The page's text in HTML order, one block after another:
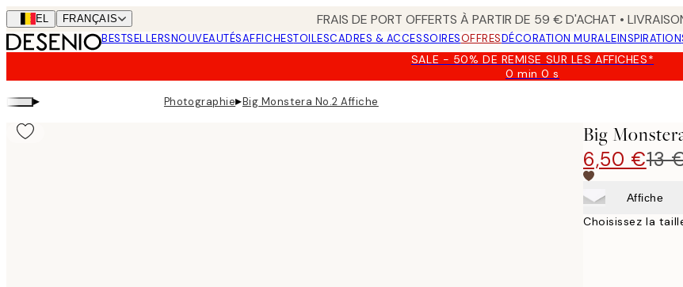
Skip
to
main
BEL FRANÇAIS FRAIS DE PORT OFFERTS À PARTIR DE 59 € D'ACHAT •
BESTSELLERSNOUVEAUTÉSAFFICHESTOILESCADRES & ACCESSOIRESOFFRESDÉCORATION MURALEINSPIRATION
SALE - 50% DE REMISE SUR LES AFFICHES*
0 min0 s
Valable
▸ Photographie▸Big Monstera No.2 Affiche
Big
6,50 €13
Affiche
Choisissez la